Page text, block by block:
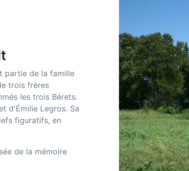
partie de la famille
trois frères
les trois Bérets.
d'Émilie Legros. Sa
figuratifs, en
de la mémoire